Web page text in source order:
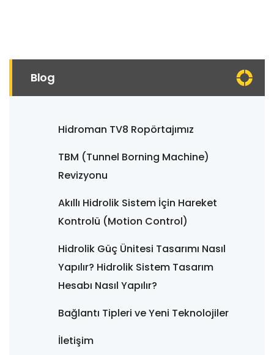
Blog
Hidroman TV8 Ropörtajımız
TBM (Tunnel Borning Machine)
Revizyonu
Akıllı Hidrolik Sistem İçin Hareket
Kontrolü (Motion Control)
Hidrolik Güç Ünitesi Tasarımı Nasıl
Yapılır? Hidrolik Sistem Tasarım
Hesabı Nasıl Yapılır?
Bağlantı Tipleri ve Yeni Teknolojiler
İletişim